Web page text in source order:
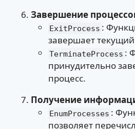
Завершение
ExitProcess :
завершает
TerminateProcess :
принудительно
процесс.
Получение
EnumProcesses :
позволяет